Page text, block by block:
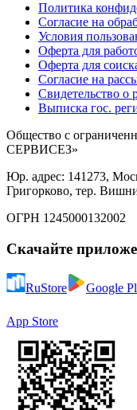
Политика
Согласие на
Условия
Оферта для
Оферта для
Согласие на
Свидетельство
Выписка гос.
Общество с
СЕРВИСЕЗ»
Юр. адрес: 141273,
Григорково, тер.
ОГРН 1245000132002
Скачайте
RuStore Google
App Store